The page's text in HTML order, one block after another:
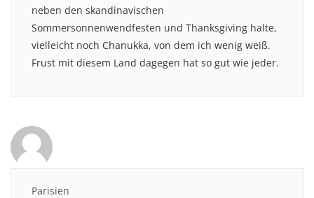
neben den skandinavischen
Sommersonnenwendfesten und Thanksgiving halte,
vielleicht noch Chanukka, von dem ich wenig weiß.
Frust mit diesem Land dagegen hat so gut wie jeder.
Parisien